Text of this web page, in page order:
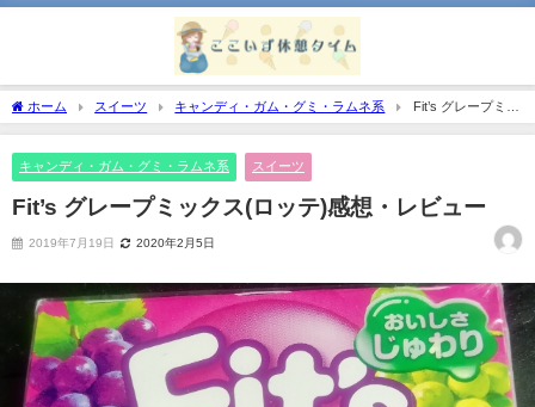
ホーム スイーツ キャンディ・ガム・グミ・ラムネ系
Fit’s グレープミッ
クス(ロッテ)感想・レビュー
キャンディ・ガム・グミ・ラムネ系 スイーツ
Fit’s グレープミックス(ロッテ)感想・レビュー
2019年7月19日 2020年2月5日